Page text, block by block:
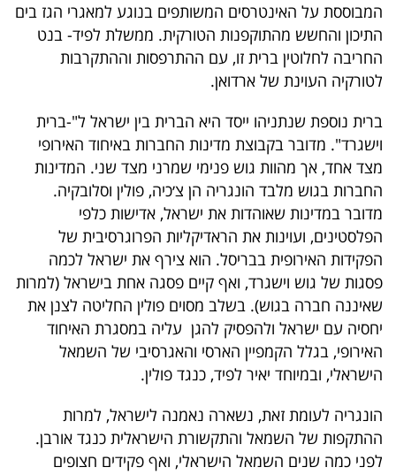
המבוססת על האינטרסים המשותפים בנוגע למאגרי הגז בים
התיכון והחשש מהתוקפנות הטורקית. ממשלת לפיד- בנט
החריבה לחלוטין ברית זו, עם ההתרפסות וההתקרבות
לטורקיה העוינת של ארדואן.
ברית נוספת שנתניהו ייסד היא הברית בין ישראל ל"-ברית
וישגרד". מדובר בקבוצת מדינות החברות באיחוד האירופי
מצד אחד, אך מהוות גוש פנימי שמרני מצד שני. המדינות
החברות בגוש מלבד הונגריה הן צ׳כיה, פולין וסלובקיה.
מדובר במדינות שאוהדות את ישראל, אדישות כלפי
הפלסטינים, ועוינות את הראדיקליות הפרוגרסיבית של
הפקידות האירופית בבריסל. הוא צירף את ישראל לכמה
פסגות של גוש וישגרד, ואף קיים פסגה אחת בישראל (למרות
שאיננה חברה בגוש). בשלב מסוים פולין החליטה לצנן את
יחסיה עם ישראל ולהפסיק להגן עליה במסגרת האיחוד
האירופי, בגלל הקמפיין הארסי והאגרסיבי של השמאל
הישראלי, ובמיוחד יאיר לפיד, כנגד פולין.
הונגריה לעומת זאת, נשארה נאמנה לישראל, למרות
ההתקפות של השמאל והתקשורת הישראלית כנגד אורבן.
לפני כמה שנים השמאל הישראלי, ואף פקידים חצופים